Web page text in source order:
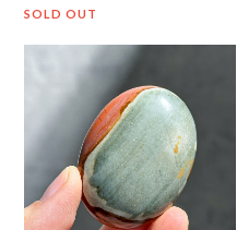
SOLD OUT